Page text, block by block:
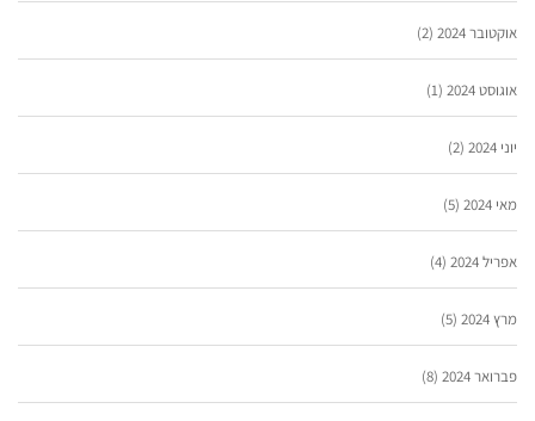
אוקטובר 2024 (2)
אוגוסט 2024 (1)
יוני 2024 (2)
מאי 2024 (5)
אפריל 2024 (4)
מרץ 2024 (5)
פברואר 2024 (8)